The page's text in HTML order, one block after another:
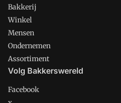
Bakkerij
Winkel
Mensen
Ondernemen
Assortiment
Volg Bakkerswereld
Facebook